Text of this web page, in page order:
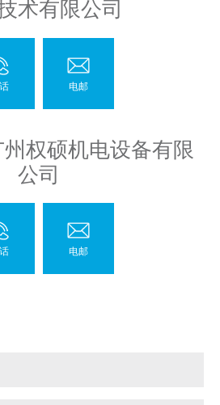
术有限公司
权硕机电设备有限
公司